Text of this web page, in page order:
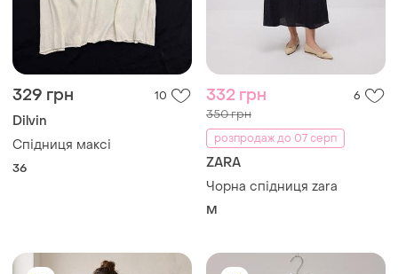
329 грн 10
Dilvin
Спідниця максі
36
332 грн 6
350 грн
розпродаж до 07 серп
ZARA
Чорна спідниця zara
M